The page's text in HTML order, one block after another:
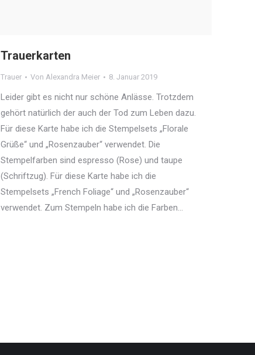
Trauerkarten
Trauer Von Alexandra Meier 8. Januar 2019
Leider gibt es nicht nur schöne Anlässe. Trotzdem
gehört natürlich der auch der Tod zum Leben dazu.
Für diese Karte habe ich die Stempelsets „Florale
Grüße“ und „Rosenzauber“ verwendet. Die
Stempelfarben sind espresso (Rose) und taupe
(Schriftzug). Für diese Karte habe ich die
Stempelsets „French Foliage“ und „Rosenzauber“
verwendet. Zum Stempeln habe ich die Farben…